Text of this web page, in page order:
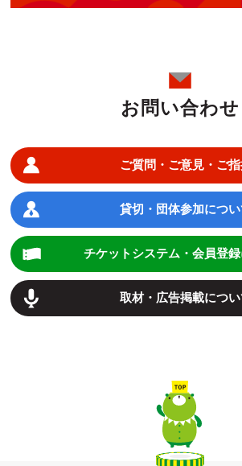
お問い合わせ
ご質問・ご意見・ご
貸切・団体参加につ
チケットシステム・会員登
取材・広告掲載につ